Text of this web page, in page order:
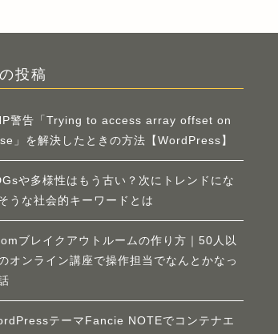
投稿
警告「Trying to access array offset on
」を解決したときの方法【WordPress】
や多様性はもう古い？次にトレンドにな
うな社会的キーワードとは
ブレイクアウトルームの作り方｜50人以
オンライン講座で操作担当でなんとかなっ
テーマFancie NOTEでコンテナエ